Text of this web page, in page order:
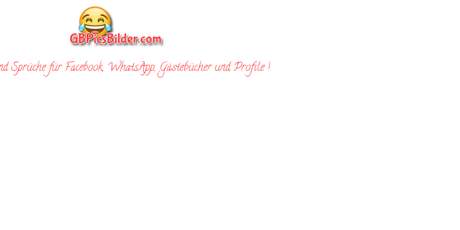
Sprüche für Facebook, WhatsApp, Gästebücher und Profile !